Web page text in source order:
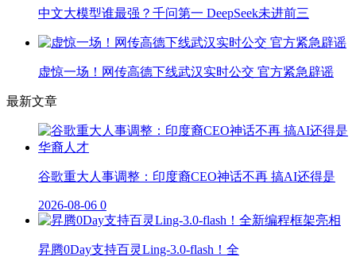
中文大模型谁最强？千问第一 DeepSeek未进前三
虚惊一场！网传高德下线武汉实时公交 官方紧急辟谣
最新文章
谷歌重大人事调整：印度裔CEO神话不再 搞AI还得是
2026-08-06 0
昇腾0Day支持百灵Ling-3.0-flash！全